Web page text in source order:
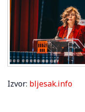
Izvor: bljesak.info